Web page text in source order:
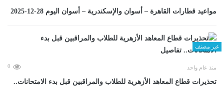
مواعيد قطارات القاهرة – أسوان والإسكندرية – أسوان اليوم 28-12-2025
غير مصنف
منذ عام واحد 0
تحذيرات قطاع المعاهد الأزهرية للطلاب والمراقبين قبل بدء الامتحانات..